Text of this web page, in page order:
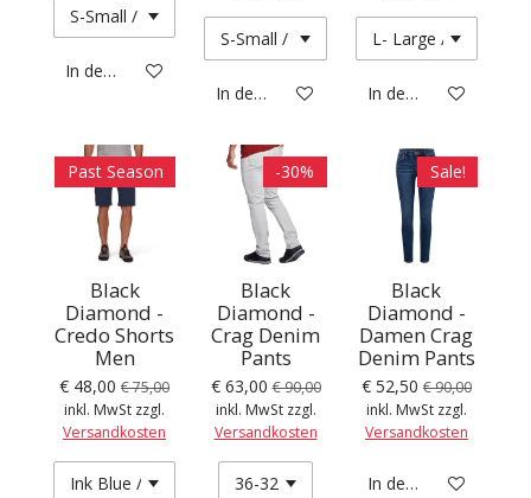
In den Warenkorb
In den Warenkorb In den Warenkorb
Past Season
Black
Diamond -
Credo Shorts
Men
€ 48,00 € 75,00
inkl. MwSt zzgl.
Versandkosten
-30%
Black
Diamond -
Crag Denim
Pants
€ 63,00 € 90,00
inkl. MwSt zzgl.
Versandkosten
Sale!
Black
Diamond -
Damen Crag
Denim Pants
€ 52,50 € 90,00
inkl. MwSt zzgl.
Versandkosten
In den Warenkorb